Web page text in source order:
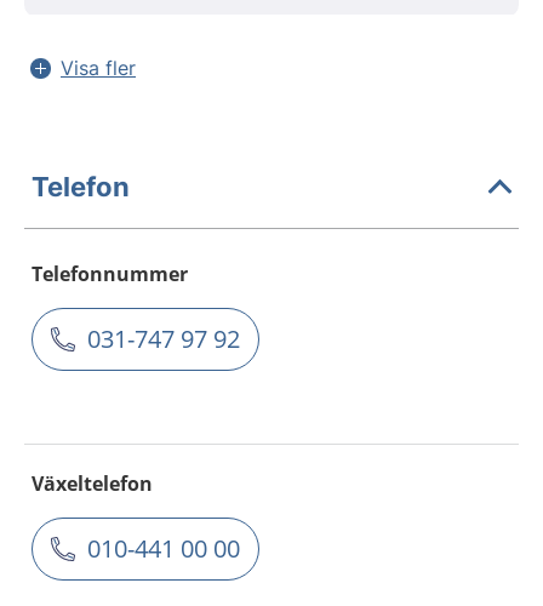
Visa fler
Telefon
Telefonnummer
031-747 97 92
Växeltelefon
010-441 00 00